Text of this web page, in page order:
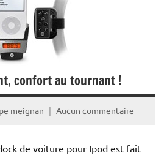
confort au tournant !
meignan Aucun commentaire
de voiture pour Ipod est fait